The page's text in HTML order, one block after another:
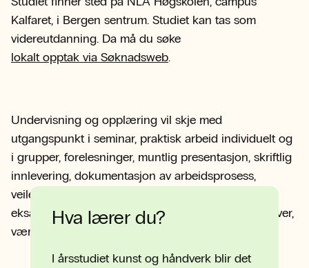
Kalfaret, i Bergen sentrum. Studiet kan tas som
videreutdanning. Da må du søke
lokalt opptak via Søknadsweb.
Undervisning og opplæring vil skje med
utgangspunkt i seminar, praktisk arbeid individuelt og
i grupper, forelesninger, muntlig presentasjon, skriftlig
innlevering, dokumentasjon av arbeidsprosess,
veiledning individuelt og i grupper. For å kunne ta
eksamen må alle arbeidskrav som emneplanen krever,
være godkjent.
Hva lærer du?
I årsstudiet kunst og håndverk blir det